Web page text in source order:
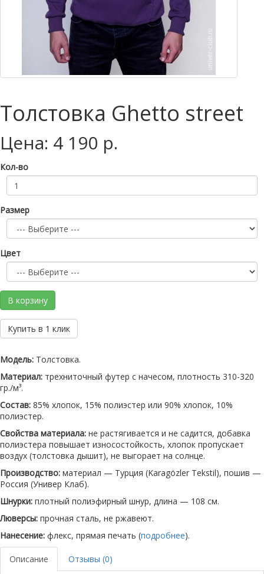
Толстовка Ghetto street
Цена: 4 190 р.
Кол-во
Размер
Цвет
В корзину
Купить в 1 клик
Модель: Толстовка.
Материал: трехниточный футер с начесом, плотность 310-320
гр./м³.
Состав: 85% хлопок, 15% полиэстер или 90% хлопок, 10%
полиэстер.
Свойства материала: не растягивается и не садится, добавка
полиэстера повышает износостойкость, хлопок пропускает
воздух (толстовка дышит), не выгорает на солнце.
Производство: материал — Турция (Karagözler Tekstil), пошив —
Россия (Универ Клаб).
Шнурки: плотный полиэфирный шнур, длина — 108 см.
Люверсы: прочная сталь, не ржавеют.
Нанесение: флекс, прямая печать (подробнее).
Описание Отзывы (0)